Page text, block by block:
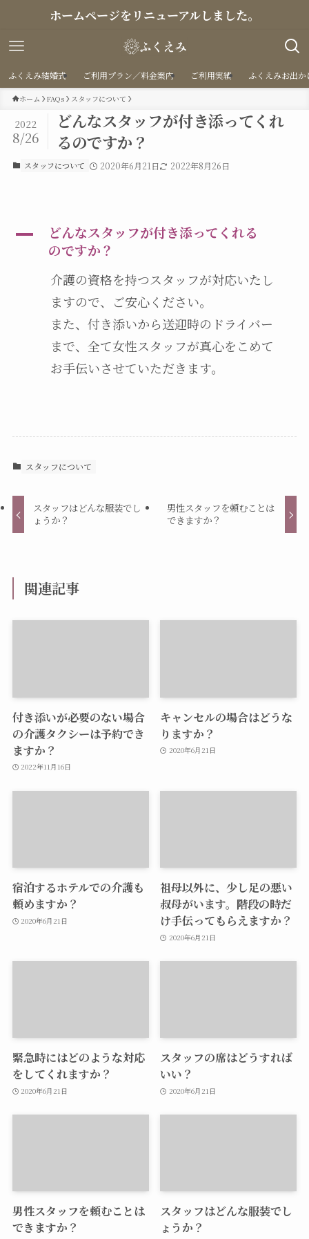
ホームページをリニューアルしました。
ふくえみ結婚式 ご利用プラン／料金案内 ご利用実績 ふくえみお出か
ホーム FAQs スタッフについて
どんなスタッフが付き添ってくれ
るのですか？
2022
8/26
スタッフについて 2020年6月21日 2022年8月26日
A
どんなスタッフが付き添ってくれる
のですか？
介護の資格を持つスタッフが対応いたし
ますので、ご安心ください。
また、付き添いから送迎時のドライバー
まで、全て女性スタッフが真心をこめて
お手伝いさせていただきます。
スタッフについて
スタッフはどんな服装でし
ょうか？
男性スタッフを頼むことは
できますか？
関連記事
付き添いが必要のない場合
の介護タクシーは予約でき
ますか？
2022年11月16日
キャンセルの場合はどうな
りますか？
2020年6月21日
宿泊するホテルでの介護も
頼めますか？
2020年6月21日
祖母以外に、少し足の悪い
叔母がいます。階段の時だ
け手伝ってもらえますか？
2020年6月21日
緊急時にはどのような対応
をしてくれますか？
2020年6月21日
スタッフの席はどうすれば
いい？
2020年6月21日
男性スタッフを頼むことは
できますか？
スタッフはどんな服装でし
ょうか？